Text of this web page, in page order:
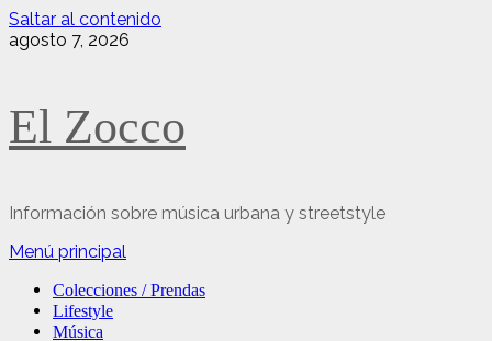
Saltar al contenido
agosto 7, 2026
El Zocco
Información sobre música urbana y streetstyle
Menú principal
Colecciones / Prendas
Lifestyle
Música